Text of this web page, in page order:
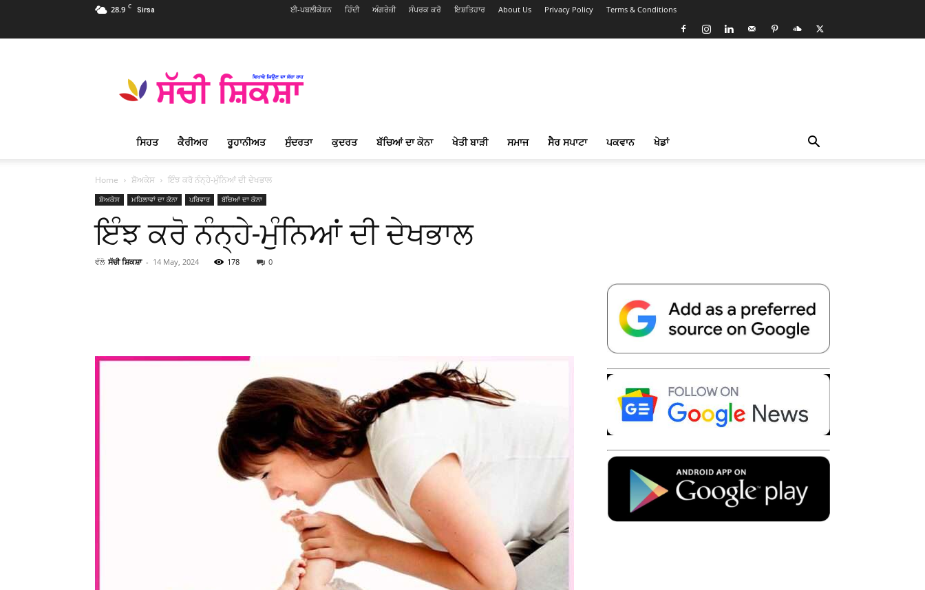
28.9 C Sirsa ਈ-ਪਬਲੀਕੇਸ਼ਨ ਹਿੰਦੀ ਅੰਗਰੇਜ਼ੀ ਸੰਪਰਕ ਕਰੋ ਇਸ਼ਤਿਹਾਰ About Us Privacy Policy Terms & Conditions
Shiksha
Punjabi
ਸ਼ਿਕਸ਼ਾ
ਪ੍ਰਸਿੱਧ
ਮੈਗਜ਼ੀਨ
ਸਿਹਤ ਕੈਰੀਅਰ ਰੂਹਾਨੀਅਤ ਸੁੰਦਰਤਾ ਕੁਦਰਤ ਬੱਚਿਆਂ ਦਾ ਕੋਨਾ ਖੇਤੀ ਬਾੜੀ ਸਮਾਜ ਸੈਰ ਸਪਾਟਾ ਪਕਵਾਨ ਖੇਡਾਂ
Home ਸ਼ੋਅਕੇਸ ਇੰਝ ਕਰੋ ਨੰਨ੍ਹੇ-ਮੁੰਨਿਆਂ ਦੀ ਦੇਖਭਾਲ
ਸ਼ੋਅਕੇਸ ਮਹਿਲਾਵਾਂ ਦਾ ਕੋਨਾ ਪਰਿਵਾਰ ਬੱਚਿਆਂ ਦਾ ਕੋਨਾ
ਇੰਝ ਕਰੋ ਨੰਨ੍ਹੇ-ਮੁੰਨਿਆਂ ਦੀ ਦੇਖਭਾਲ
ਵੱਲੋ ਸੱਚੀ ਸ਼ਿਕਸ਼ਾ - 14 May, 2024 178 0
Telegram Copy URL